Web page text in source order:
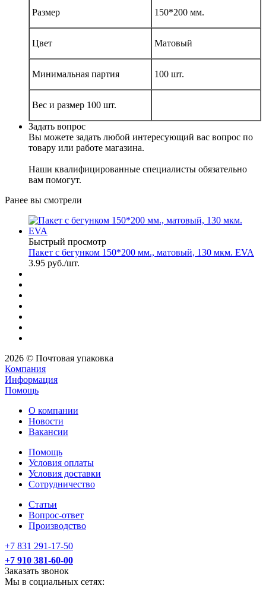
Размер 150*200 мм.
Цвет Матовый
Минимальная партия 100 шт.
Вес и размер 100 шт.
Задать вопрос
Вы можете задать любой интересующий вас вопрос по
товару или работе магазина.
Наши квалифицированные специалисты обязательно
вам помогут.
Ранее вы смотрели
Быстрый просмотр
Пакет с бегунком 150*200 мм., матовый, 130 мкм. EVA
3.95 руб./шт.
2026 © Почтовая упаковка
Компания
Информация
Помощь
О компании
Новости
Вакансии
Помощь
Условия оплаты
Условия доставки
Сотрудничество
Статьи
Вопрос-ответ
Производство
+7 831 291-17-50
+7 910 381-60-00
Заказать звонок
Мы в социальных сетях: